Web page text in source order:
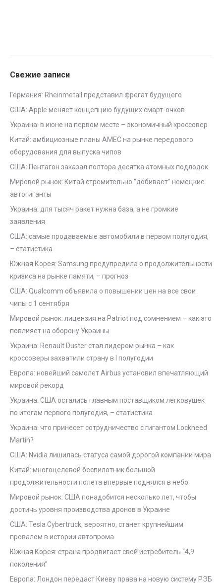
Свежие записи
Германия: Rheinmetall представил фрегат будущего
США: Apple меняет концепцию будущих смарт-очков
Украина: в июне на первом месте – экономичный кроссовер
Китай: амбициозные планы AMEC на рынке передового
оборудования для выпуска чипов
США: Пентагон заказал полтора десятка атомных подлодок
Мировой рынок: Китай стремительно “добивает” немецкие
автогиганты
Украина: для тысяч ракет нужна база, а не громкие
заявления
США: самые продаваемые автомобили в первом полугодия,
– статистика
Южная Корея: Samsung предупредила о продолжительности
кризиса на рынке памяти, – прогноз
США: Qualcomm объявила о повышении цен на все свои
чипы с 1 сентября
Мировой рынок: лицензия на Patriot под сомнением – как это
повлияет на оборону Украины
Украина: Renault Duster стал лидером рынка – как
кроссоверы захватили страну в I полугодии
Европа: новейший самолет Airbus установил впечатляющий
мировой рекорд
Украина: США остались главным поставщиком легковушек
по итогам первого полугодия, – статистика
Украина: что принесет сотрудничество с гигантом Lockheed
Martin?
США: Nvidia лишилась статуса самой дорогой компании мира
Китай: многоцелевой беспилотник большой
продолжительности полета впервые поднялся в небо
Мировой рынок: США понадобится несколько лет, чтобы
достичь уровня производства дронов в Украине
США: Tesla Cybertruck, вероятно, станет крупнейшим
провалом в истории автопрома
Южная Корея: страна продвигает свой истребитель “4,9
поколения”
Европа: Лондон передаст Киеву права на новую систему РЭБ